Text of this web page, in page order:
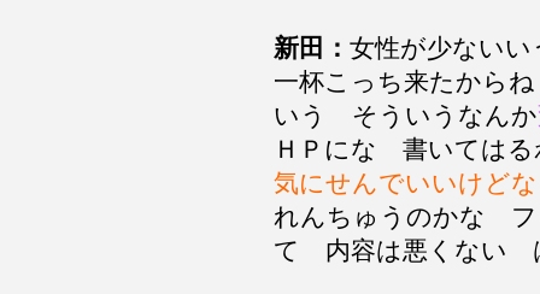
新田： 女性が少ない
一杯こっち来たから
いう そういうなんか
ＨＰにな 書いては
気にせんでいいけど
れんちゅうのかな
て 内容は悪くない